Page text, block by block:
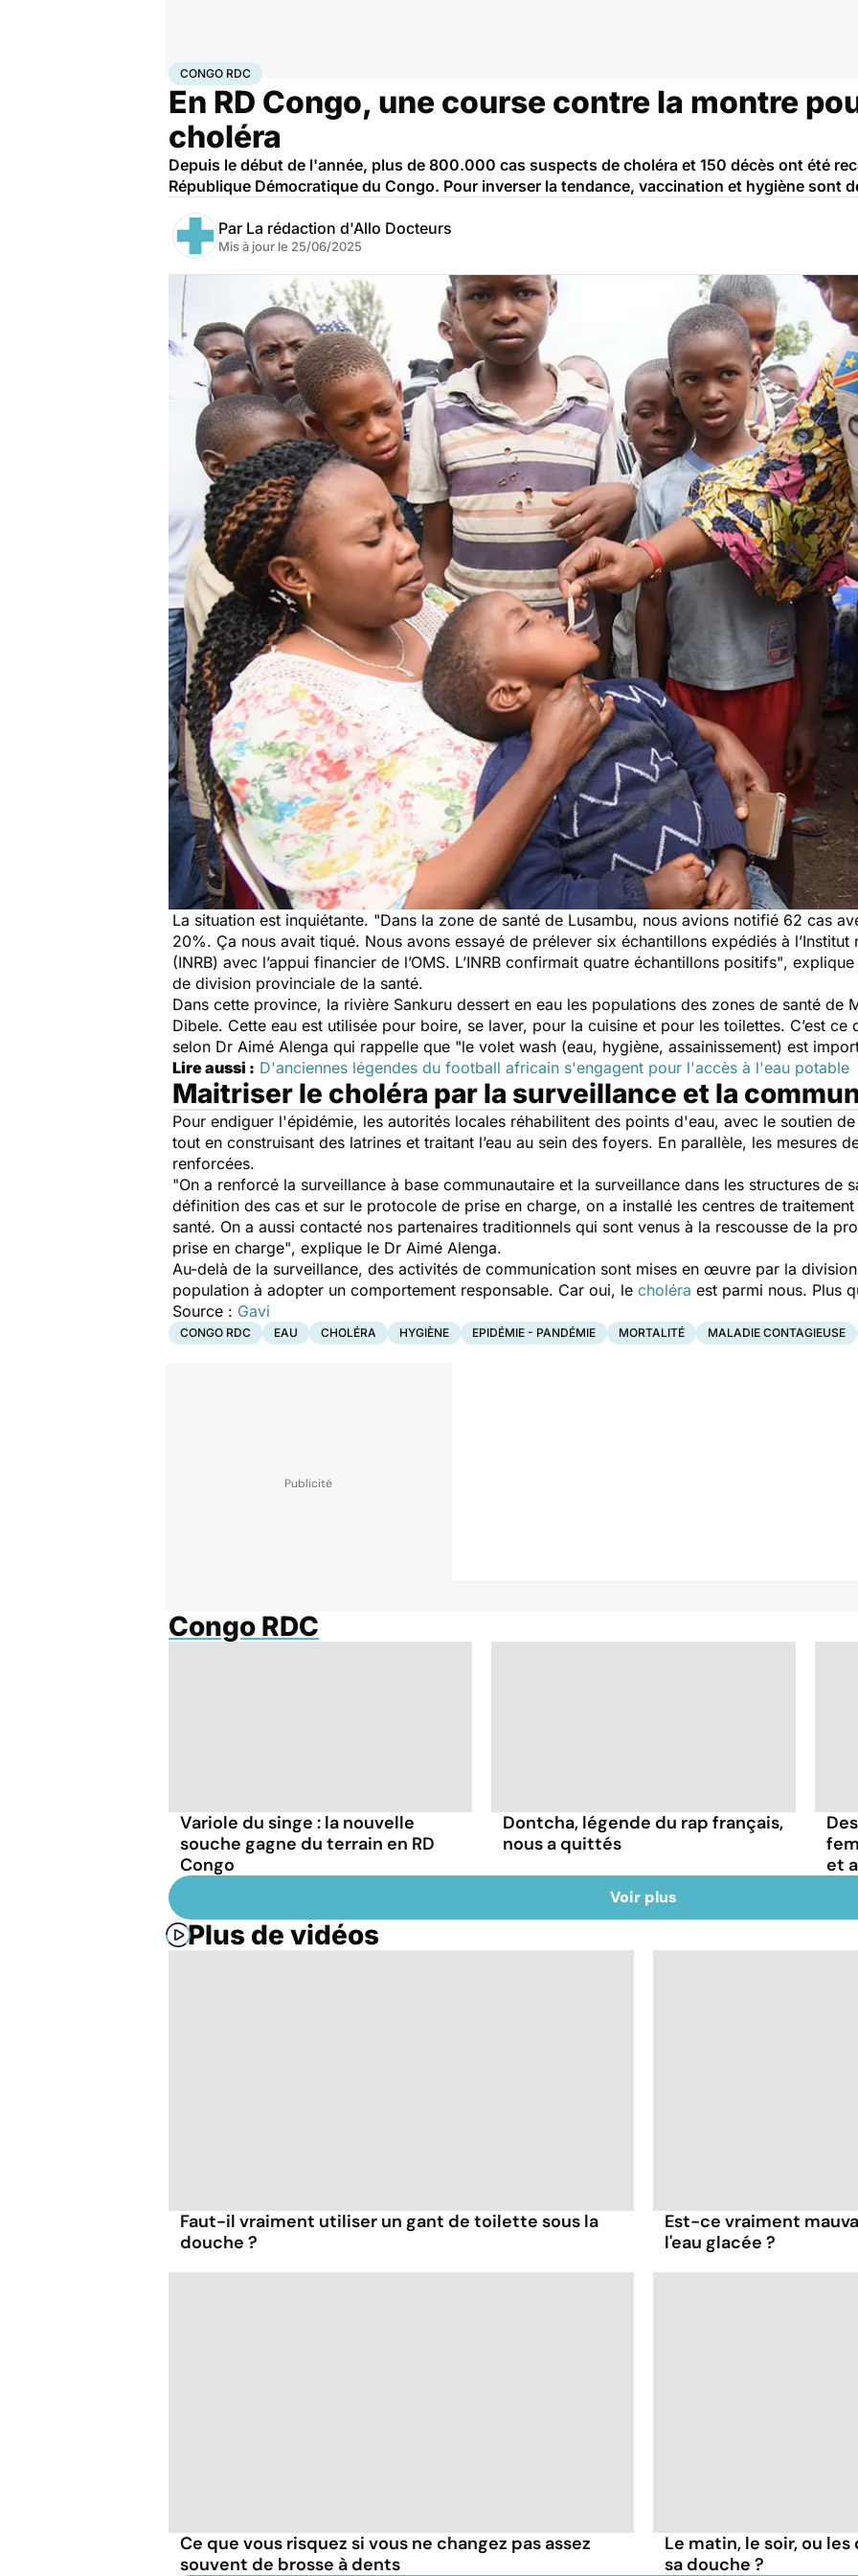
AccueilSantéMaladies
CONGO RDC
En RD Congo, une course contre la montre
choléra
Depuis le début de l'année, plus de 800.000 cas suspects de choléra et 150 décès ont été
République Démocratique du Congo. Pour inverser la tendance, vaccination et hygiène sont
Par La rédaction d'Allo Docteurs
Mis à jour le 25/06/2025
La situation est inquiétante. "Dans la zone de santé de Lusambu, nous avions notifié 62 cas
20%. Ça nous avait tiqué. Nous avons essayé de prélever six échantillons expédiés à
(INRB) avec l’appui financier de l’OMS. L’INRB confirmait quatre échantillons positifs",
de division provinciale de la santé.
Dans cette province, la rivière Sankuru dessert en eau les populations des zones de santé de
Dibele. Cette eau est utilisée pour boire, se laver, pour la cuisine et pour les toilettes. C’est
selon Dr Aimé Alenga qui rappelle que "le volet wash (eau, hygiène, assainissement) est
Lire aussi : D'anciennes légendes du football africain s'engagent pour l'accès à l'eau potable
Maitriser le choléra par la surveillance et la
Pour endiguer l'épidémie, les autorités locales réhabilitent des points d'eau, avec le soutien
tout en construisant des latrines et traitant l’eau au sein des foyers. En parallèle, les mesures
renforcées.
"On a renforcé la surveillance à base communautaire et la surveillance dans les structures de
définition des cas et sur le protocole de prise en charge, on a installé les centres de
santé. On a aussi contacté nos partenaires traditionnels qui sont venus à la rescousse de la
prise en charge", explique le Dr Aimé Alenga.
Au-delà de la surveillance, des activités de communication sont mises en œuvre par la
population à adopter un comportement responsable. Car oui, le choléra est parmi nous. Plus
Source : Gavi
CONGO RDC EAU CHOLÉRA HYGIÈNE EPIDÉMIE - PANDÉMIE MORTALITÉ MALADIE CONTAGIEUSE
Congo RDC
Variole du singe : la nouvelle
souche gagne du terrain en RD
Congo
Dontcha, légende du rap français,
nous a quittés
et
Voir plus
Plus de vidéos
Faut-il vraiment utiliser un gant de toilette sous la
douche ?
Est-ce vraiment
l'eau glacée ?
Ce que vous risquez si vous ne changez pas assez
souvent de brosse à dents
Le matin, le soir, ou
sa douche ?